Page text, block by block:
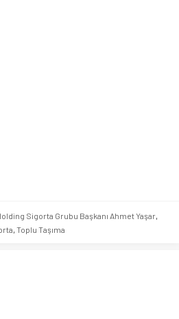
Sigorta Grubu Başkanı Ahmet Yaşar
Toplu Taşıma